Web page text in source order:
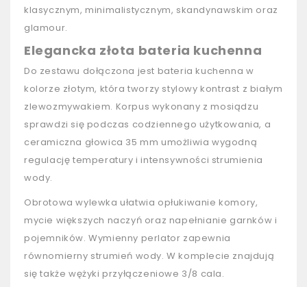
klasycznym, minimalistycznym, skandynawskim oraz
glamour.
Elegancka złota bateria kuchenna
Do zestawu dołączona jest bateria kuchenna w
kolorze złotym, która tworzy stylowy kontrast z białym
zlewozmywakiem. Korpus wykonany z mosiądzu
sprawdzi się podczas codziennego użytkowania, a
ceramiczna głowica 35 mm umożliwia wygodną
regulację temperatury i intensywności strumienia
wody.
Obrotowa wylewka ułatwia opłukiwanie komory,
mycie większych naczyń oraz napełnianie garnków i
pojemników. Wymienny perlator zapewnia
równomierny strumień wody. W komplecie znajdują
się także wężyki przyłączeniowe 3/8 cala.